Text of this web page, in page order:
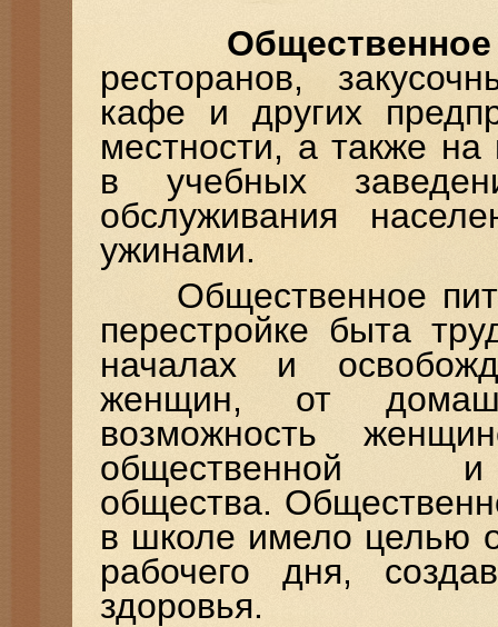
ресторанов,
кафе и других
местности, а также
в учебных
обслуживания
ужинами.
Общественное
перестройке быта
началах и
женщин, от
возможность
общественной
общества.
в школе имело целью
рабочего дня,
здоровья.